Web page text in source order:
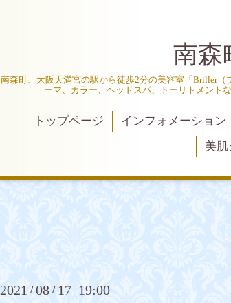
南
南森町、大阪天満宮の駅から徒歩2分の美容室「Briller
ーマ、カラー、ヘッドスパ、トーリトメント
トップページ インフォメーション
美肌
2021 /08 / 17 19:00